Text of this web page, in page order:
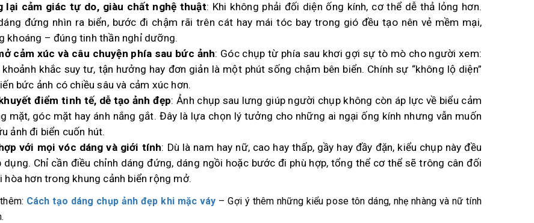
lại cảm giác tự do, giàu chất nghệ thuật: Khi không phải đối diện ống kính, cơ thể dễ thả lỏng hơn.
đứng nhìn ra biển, bước đi chậm rãi trên cát hay mái tóc bay trong gió đều tạo nên vẻ mềm mại,
khoáng – đúng tinh thần nghỉ dưỡng.
cảm xúc và câu chuyện phía sau bức ảnh: Góc chụp từ phía sau khơi gợi sự tò mò cho người xem:
khắc suy tư, tận hưởng hay đơn giản là một phút sống chậm bên biển. Chính sự “không lộ diện”
bức ảnh có chiều sâu và cảm xúc hơn.
điểm tinh tế, dễ tạo ảnh đẹp: Ảnh chụp sau lưng giúp người chụp không còn áp lực về biểu cảm
mặt, góc mặt hay ánh nắng gắt. Đây là lựa chọn lý tưởng cho những ai ngại ống kính nhưng vẫn muốn
ảnh đi biển cuốn hút.
với mọi vóc dáng và giới tính: Dù là nam hay nữ, cao hay thấp, gầy hay đầy đặn, kiểu chụp này đều
dụng. Chỉ cần điều chỉnh dáng đứng, dáng ngồi hoặc bước đi phù hợp, tổng thể cơ thể sẽ trông cân đối
hòa hơn trong khung cảnh biển rộng mở.
Cách tạo dáng chụp ảnh đẹp khi mặc váy – Gợi ý thêm những kiểu pose tôn dáng, nhẹ nhàng và nữ tính